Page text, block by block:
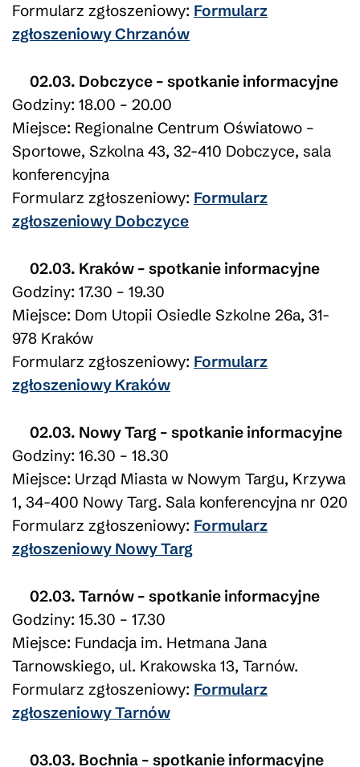
Formularz zgłoszeniowy: Formularz
zgłoszeniowy Chrzanów
02.03. Dobczyce – spotkanie informacyjne
Godziny: 18.00 – 20.00
Miejsce: Regionalne Centrum Oświatowo –
Sportowe, Szkolna 43, 32-410 Dobczyce, sala
konferencyjna
Formularz zgłoszeniowy: Formularz
zgłoszeniowy Dobczyce
02.03. Kraków – spotkanie informacyjne
Godziny: 17.30 – 19.30
Miejsce: Dom Utopii Osiedle Szkolne 26a, 31-
978 Kraków
Formularz zgłoszeniowy: Formularz
zgłoszeniowy Kraków
02.03. Nowy Targ – spotkanie informacyjne
Godziny: 16.30 – 18.30
Miejsce: Urząd Miasta w Nowym Targu, Krzywa
1, 34-400 Nowy Targ. Sala konferencyjna nr 020
Formularz zgłoszeniowy: Formularz
zgłoszeniowy Nowy Targ
02.03. Tarnów – spotkanie informacyjne
Godziny: 15.30 – 17.30
Miejsce: Fundacja im. Hetmana Jana
Tarnowskiego, ul. Krakowska 13, Tarnów.
Formularz zgłoszeniowy: Formularz
zgłoszeniowy Tarnów
03.03. Bochnia – spotkanie informacyjne